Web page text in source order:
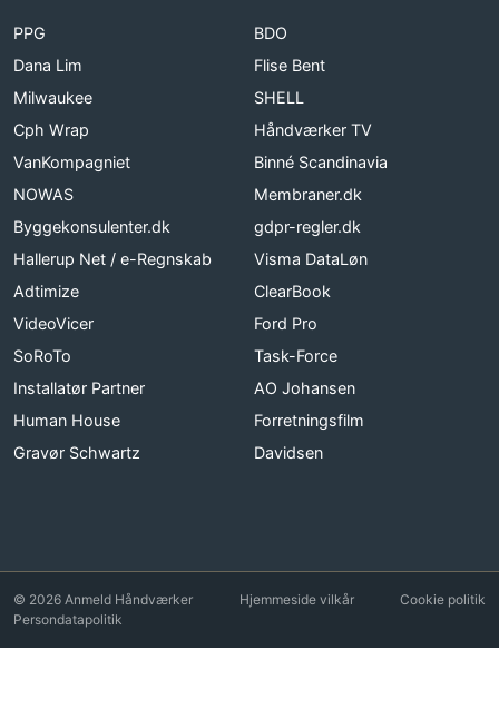
PPG
BDO
Dana Lim
Flise Bent
Milwaukee
SHELL
Cph Wrap
Håndværker TV
VanKompagniet
Binné Scandinavia
NOWAS
Membraner.dk
Byggekonsulenter.dk
gdpr-regler.dk
Hallerup Net / e-Regnskab
Visma DataLøn
Adtimize
ClearBook
VideoVicer
Ford Pro
SoRoTo
Task-Force
Installatør Partner
AO Johansen
Human House
Forretningsfilm
Gravør Schwartz
Davidsen
© 2026 Anmeld Håndværker Hjemmeside vilkår
Cookie politik
Persondatapolitik